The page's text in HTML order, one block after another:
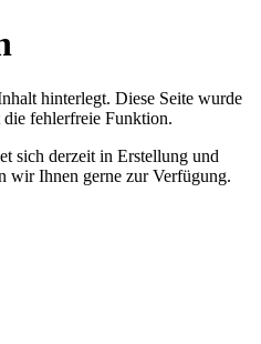
hinterlegt. Diese Seite wurde
die fehlerfreie Funktion.
sich derzeit in Erstellung und
wir Ihnen gerne zur Verfügung.